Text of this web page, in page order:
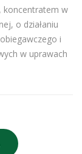
koncentratem w
o działaniu
i
w uprawach